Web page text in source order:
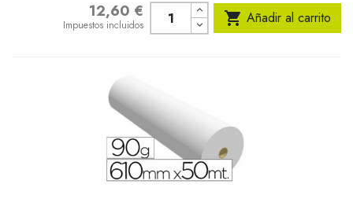
Precio12,60 €
Impuestos incluidos  Añadir al carrito